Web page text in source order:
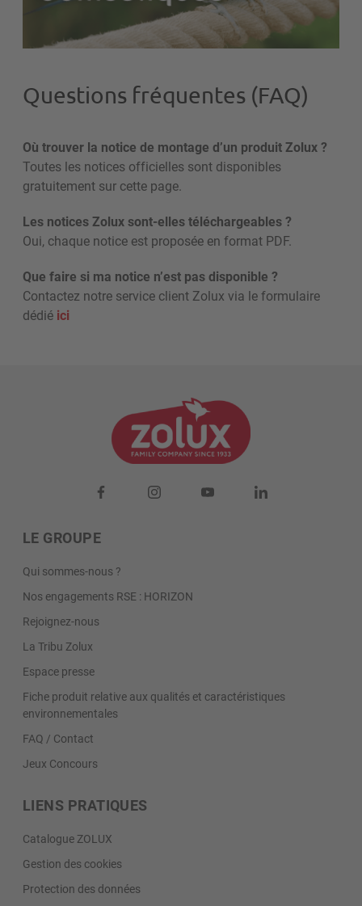
Questions fréquentes (FAQ)
Où trouver la notice de montage d’un produit Zolux ?
Toutes les notices officielles sont disponibles
gratuitement sur cette page.
Les notices Zolux sont-elles téléchargeables ?
Oui, chaque notice est proposée en format PDF.
Que faire si ma notice n’est pas disponible ?
Contactez notre service client Zolux via le formulaire
dédié ici
LE GROUPE
Qui sommes-nous ?
Nos engagements RSE : HORIZON
Rejoignez-nous
La Tribu Zolux
Espace presse
Fiche produit relative aux qualités et caractéristiques
environnementales
FAQ / Contact
Jeux Concours
LIENS PRATIQUES
Catalogue ZOLUX
Gestion des cookies
Protection des données